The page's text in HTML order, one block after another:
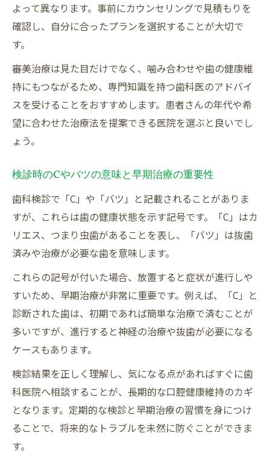
よって異なります。事前にカウンセリングで見積もりを
確認し、自分に合ったプランを選択することが大切で
す。
審美治療は見た目だけでなく、噛み合わせや歯の健康維
持にもつながるため、専門知識を持つ歯科医のアドバイ
スを受けることをおすすめします。患者さんの年代や希
望に合わせた治療法を提案できる医院を選ぶと良いでし
ょう。
検診時のCやバツの意味と早期治療の重要性
歯科検診で「C」や「バツ」と記載されることがありま
すが、これらは歯の健康状態を示す記号です。「C」はカ
リエス、つまり虫歯があることを表し、「バツ」は抜歯
済みや治療が必要な歯を意味します。
これらの記号が付いた場合、放置すると症状が進行しや
すいため、早期治療が非常に重要です。例えば、「C」と
診断された歯は、初期であれば簡単な治療で済むことが
多いですが、進行すると神経の治療や抜歯が必要になる
ケースもあります。
検診結果を正しく理解し、気になる点があればすぐに歯
科医院へ相談することが、長期的な口腔健康維持のカギ
となります。定期的な検診と早期治療の習慣を身につけ
ることで、将来的なトラブルを未然に防ぐことができま
す。